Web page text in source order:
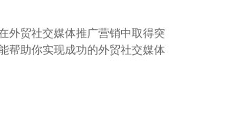
外贸社交媒体推广营销中取得突
帮助你实现成功的外贸社交媒体